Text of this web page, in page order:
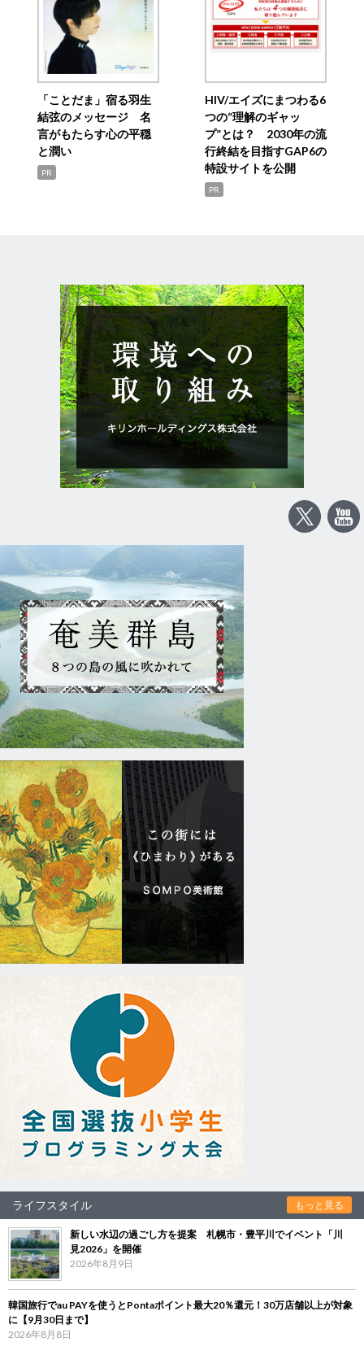
「ことだま」宿る羽生
結弦のメッセージ 名
言がもたらす心の平穏
と潤い
PR
HIV/エイズにまつわる6
つの“理解のギャッ
プ”とは？ 2030年の流
行終結を目指すGAP6の
特設サイトを公開
PR
ライフスタイル もっと見る
新しい水辺の過ごし方を提案 札幌市・豊平川でイベント「川
見2026」を開催
2026年8月9日
韓国旅行でau PAYを使うとPontaポイント最大20％還元！30万店舗以上が対象
に【9月30日まで】
2026年8月8日